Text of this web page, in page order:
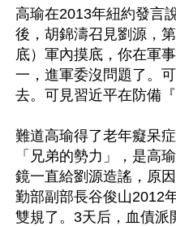
高瑜在2013年紐約發言
後，胡錦濤召見劉源，
底）軍內摸底，你在軍
一，進軍委沒問題了。
去。可見習近平在防備
難道高瑜得了老年癡呆
「兄弟的勢力」，是高
鏡一直給劉源造謠，原
勤部副部長谷俊山2012
雙規了。3天后，血債派